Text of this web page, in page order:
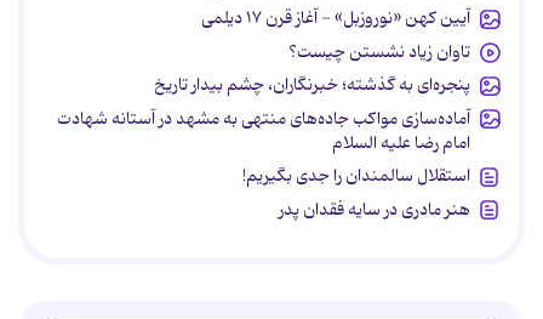
آیین کهن «نوروزبل» - آغاز قرن ۱۷ دیلمی
تاوان زیاد نشستن چیست؟
پنجره‌ای به گذشته؛ خبرنگاران، چشم بیدار تاریخ
آماده‌سازی مواکب جاده‌های منتهی به مشهد در آستانه شهادت
امام رضا علیه السلام
استقلال سالمندان را جدی بگیریم!
هنر مادری در سایه‌ فقدان پدر